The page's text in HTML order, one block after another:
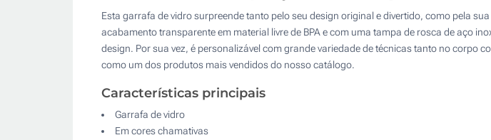
Gravação a Laser
Outra :
Esta garrafa de vidro surpreende tanto pelo seu design original e divertido, como pela
acabamento transparente em material livre de BPA e com uma tampa de rosca de aço
design. Por sua vez, é personalizável com grande variedade de técnicas tanto no corpo
como um dos produtos mais vendidos do nosso catálogo.
Características principais
Garrafa de vidro
Em cores chamativas